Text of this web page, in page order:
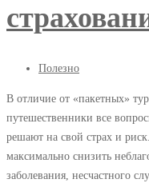
06.04.2018
Полезно
В отличие от «пакетных»
путешественники все
решают на свой страх и
максимально снизить
заболевания, несчастного